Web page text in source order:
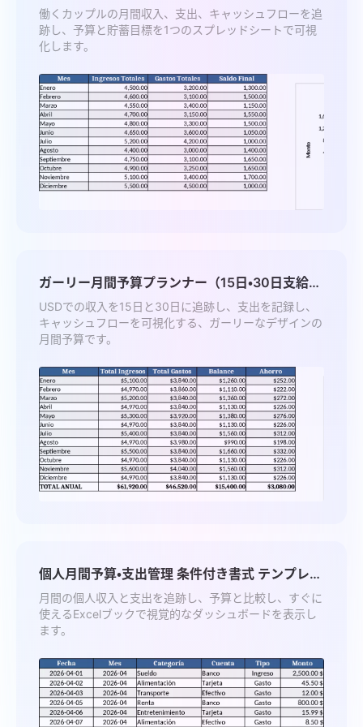
プレート
働くカップルの月間収入、支出、キャッシュフローを追
跡し、予算と貯蓄目標を1つのスプレッドシートで可視
化します。
ガーリー月間予算プランナー（15日・30日支給）
テンプレート
USDでの収入を15日と30日に追跡し、支出を記録し、
キャッシュフローを可視化する、ガーリーなデザインの
月間予算です。
個人月間予算・支出管理 条件付き書式 テンプレー
ト
月間の個人収入と支出を追跡し、予算と比較し、すぐに
使えるExcelブックで視覚的なダッシュボードを表示し
ます。